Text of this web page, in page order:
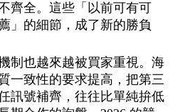
齊全。這些「以前可有可
」的細節，成了新的勝負
制也越來越被買家重視。海
一致性的要求提高，把第三
訊號補齊，往往比單純拚低